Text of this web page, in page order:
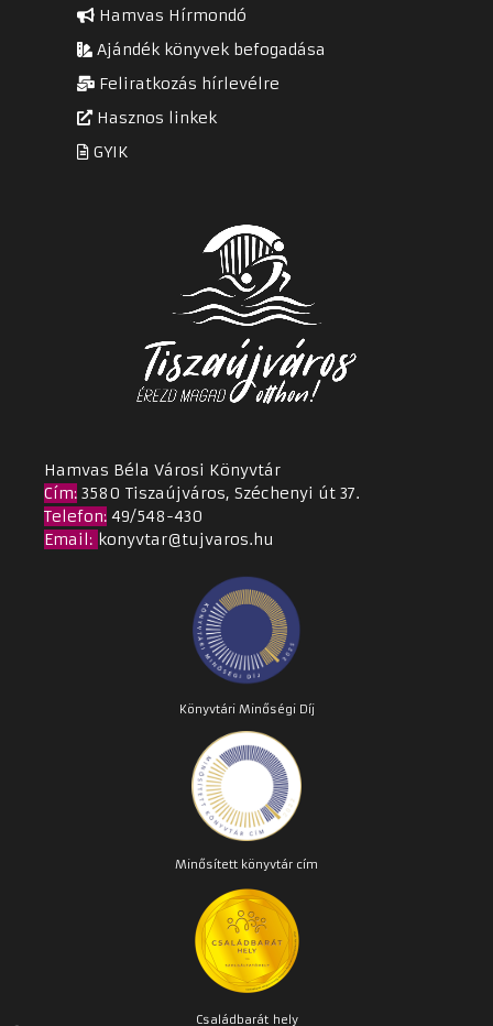
Hamvas Hírmondó
Ajándék könyvek befogadása
Feliratkozás hírlevélre
Hasznos linkek
GYIK
Hamvas Béla Városi Könyvtár
Cím: 3580 Tiszaújváros, Széchenyi út 37.
Telefon: 49/548-430
Email: konyvtar@tujvaros.hu
Könyvtári Minőségi Díj
Minősített könyvtár cím
Családbarát hely